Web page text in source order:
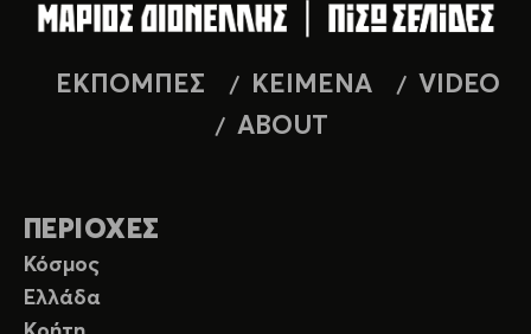
ΕΚΠΟΜΠΕΣ ΚΕΙΜΕΝΑ
VIDEO
ABOUT
ΠΕΡΙΟΧΕΣ
Κόσμος
Ελλάδα